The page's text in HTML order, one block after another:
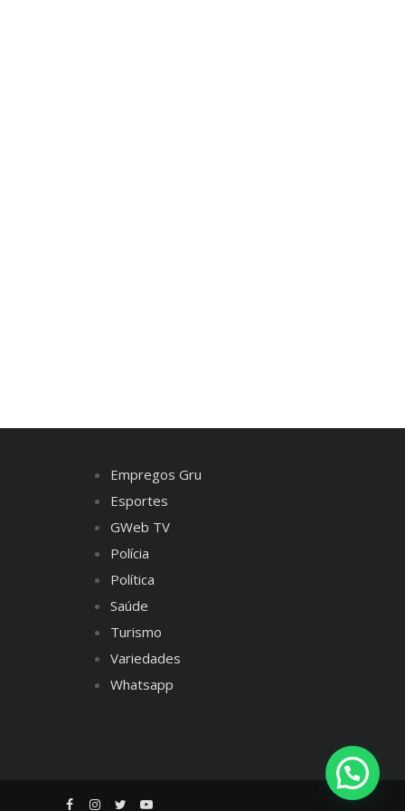
Empregos Gru
Esportes
GWeb TV
Polícia
Política
Saúde
Turismo
Variedades
Whatsapp